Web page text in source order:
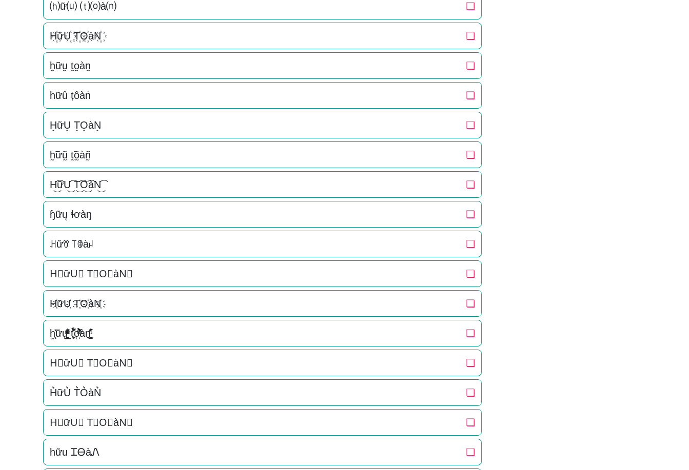
⒣ữ⒰ ⒯⒪à⒩ ❏
H꙰ữU꙰ T꙰O꙰àN꙰ ❏
h̫ữu̫ t̫o̫àn̫ ❏
һữȗ ṭȏàṅ ❏
H͙ữU͙ T͙O͙àN͙ ❏
h̰̃ữṵ̃ t̰̃õ̰àñ̰ ❏
H͜͡ữU͜͡ T͜͡O͜͡àN͜͡ ❏
ɧữų ɬơàŋ ❏
ꃅữꀎ ꓄ꂦàꈤ ❏
H⃟ữU⃟ T⃟O⃟àN⃟ ❏
H҉ữU҉ T҉O҉àN҉ ❏
h͚̖̜̍̃͐ữu̟͎̲͕̼̳͉̲ͮͫͭ̋ͭ͛ͣ̈ t̘̟̼̉̈́͐͋͌̊o͎̜̓̇ͫ̉͊ͨ͊àn͉̠̙͉̗̺̋̋̔ͧ̊ ❏
H⃗ữU⃗ T⃗O⃗àN⃗ ❏
H͛ữU͛ T͛O͛àN͛ ❏
H⃒ữU⃒ T⃒O⃒àN⃒ ❏
hữu ᏆᎾàᏁ ❏